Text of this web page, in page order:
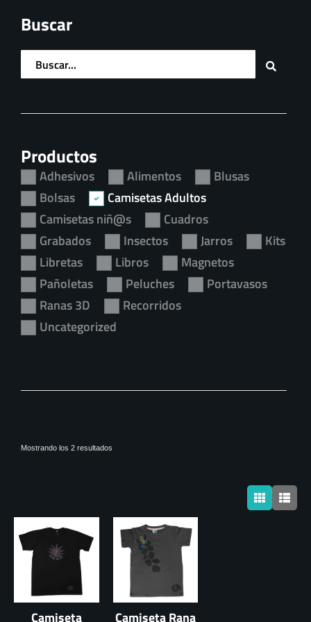
Formas y colores mágicos
Buscar
Productos
Adhesivos Alimentos
Blusas
Bolsas
Camisetas Adultos
Camisetas niñ@s
Cuadros
Grabados
Insectos Jarros
Kits
Libretas
Libros
Magnetos
Pañoletas
Peluches
Portavasos
Ranas 3D
Recorridos
Uncategorized
Mostrando los 2 resultados
Camiseta
Camiseta Rana